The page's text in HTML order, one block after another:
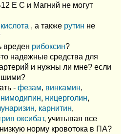
Е С и Магний не могут
, а также рутин не
вреден рибоксин?
надежные средства для
и нужны ли мне? если
- фезам, винкамин,
нимодипин, ницерголин,
, карнитин,
оксибат, учитывая все
норму кровотока в ПА?